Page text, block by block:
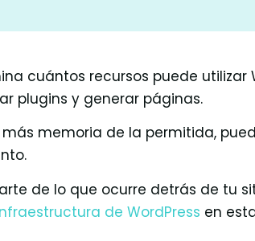
cuántos recursos puede utilizar
plugins y generar páginas.
memoria de la permitida,
de lo que ocurre detrás de tu
de WordPress en